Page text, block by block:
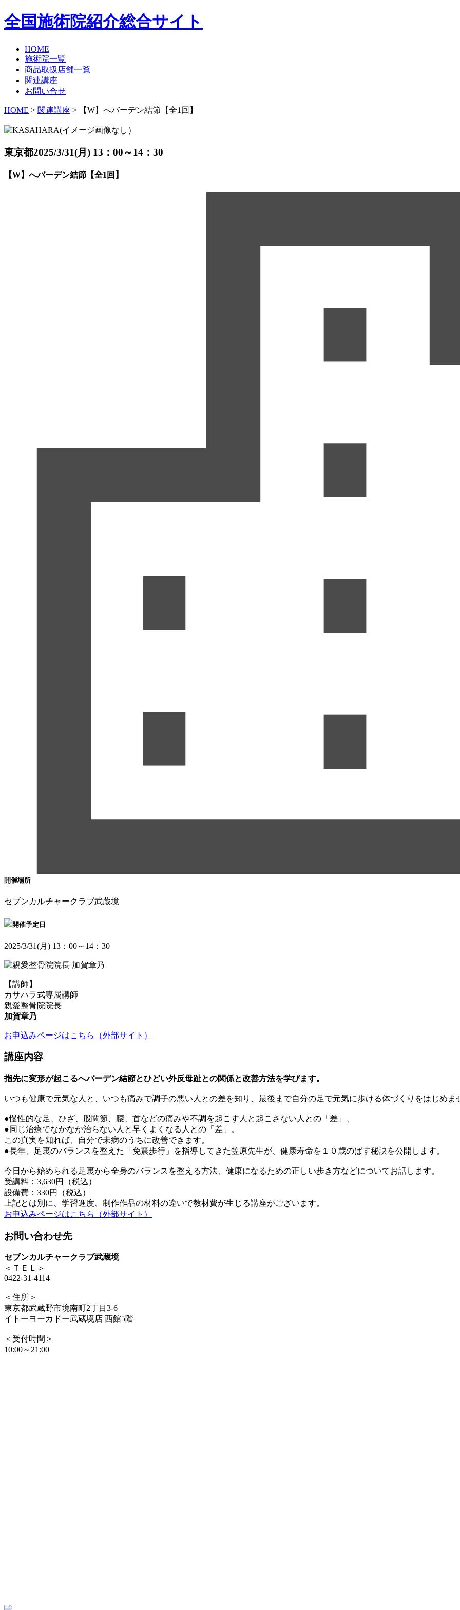
全国施術院紹介総合サイト
HOME
施術院一覧
商品取扱店舗一覧
関連講座
お問い合せ
HOME > 関連講座 > 【W】へバーデン結節【全1回】
東京都2025/3/31(月) 13：00～14：30
【W】へバーデン結節【全1回】
開催場所
セブンカルチャークラブ武蔵境
開催予定日
2025/3/31(月) 13：00～14：30
【講師】
カサハラ式専属講師
親愛整骨院院長
加賀章乃
お申込みページはこちら（外部サイト）
講座内容
指先に変形が起こるへバーデン結節とひどい外反母趾との関係と改善方法を学びます。
いつも健康で元気な人と、いつも痛みで調子の悪い人との差を知り、最後まで自分の足で元気に歩ける体づくりをはじめま
●慢性的な足、ひざ、股関節、腰、首などの痛みや不調を起こす人と起こさない人との「差」、
●同じ治療でなかなか治らない人と早くよくなる人との「差」。
この真実を知れば、自分で未病のうちに改善できます。
●長年、足裏のバランスを整えた「免震歩行」を指導してきた笠原先生が、健康寿命を１０歳のばす秘訣を公開します。
今日から始められる足裏から全身のバランスを整える方法、健康になるための正しい歩き方などについてお話します。
受講料：3,630円（税込）
設備費：330円（税込）
上記とは別に、学習進度、制作作品の材料の違いで教材費が生じる講座がございます。
お申込みページはこちら（外部サイト）
お問い合わせ先
セブンカルチャークラブ武蔵境
＜ＴＥＬ＞
0422-31-4114
＜住所＞
東京都武蔵野市境南町2丁目3-6
イトーヨーカドー武蔵境店 西館5階
＜受付時間＞
10:00～21:00